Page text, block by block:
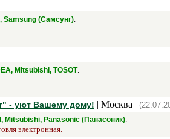
Samsung (Самсунг).
Mitsubishi, TOSOT.
- уют Вашему дому! | Москва |
Mitsubishi, Panasonic (Панасоник).
электронная.